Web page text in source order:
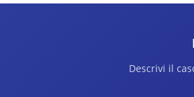
Descrivi il